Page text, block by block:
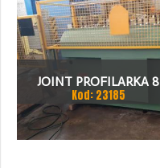
JOINT PROFILARKA 8
STACJI
Kod: 23185